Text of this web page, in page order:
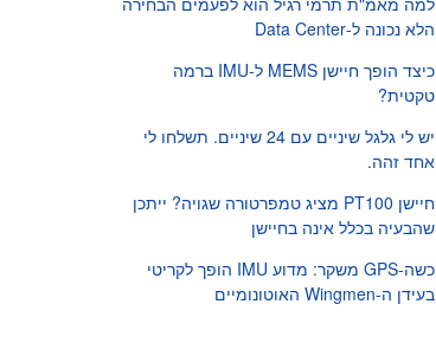
הלא נכונה ל-Data Center
כיצד הופך חיישן MEMS ל-IMU ברמה
טקטית?
יש לי גלגל שיניים עם 24 שיניים. תשלחו לי
אחד זהה.
חיישן PT100 מציג טמפרטורה שגויה? ייתכן
שהבעיה בכלל אינה בחיישן
כשה-GPS משקר: מדוע IMU הופך לקריטי
בעידן ה-Wingmen האוטונומיים